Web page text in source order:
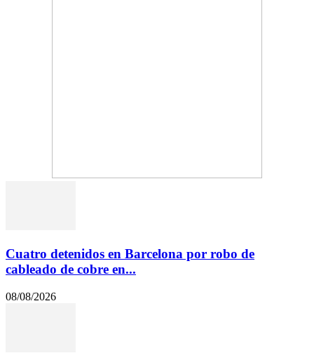
Cuatro detenidos en Barcelona por robo de
cableado de cobre en...
08/08/2026